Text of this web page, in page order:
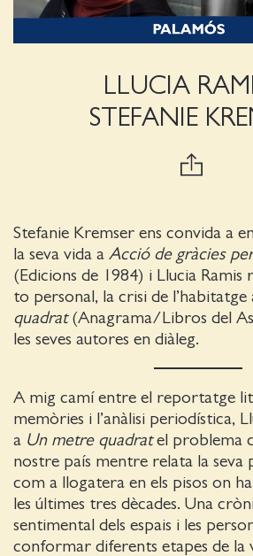
LLUCIA
STEFANIE
Stefanie Kremser ens convida a
la seva vida a Acció de gràcies
(Edicions de 1984) i Llucia Ramis
to personal, la crisi de l’habitatge
quadrat(Anagrama/Libros del
les seves autores en diàleg.
A mig camí entre el reportatge
memòries i l’anàlisi periodística,
a Un metre quadratel problema
nostre país mentre relata la seva
com a llogatera en els pisos on
les últimes tres dècades. Una
sentimental dels espais i les
conformar diferents etapes de la